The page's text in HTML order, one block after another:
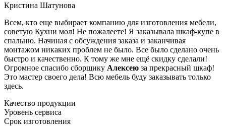
Кристина Шатунова
Всем, кто еще выбирает компанию для изготовления мебели,
советую Кухни мол! Не пожалеете! Я заказывала шкаф-купе в
спальню. Начиная с обсуждения заказа и заканчивая
монтажом никаких проблем не было. Все было сделано очень
быстро и качественно. К тому же мне ещё скидку сделали!
Огромное спасибо сборщику Алексею за прекрасный шкаф!
Это мастер своего дела! Всю мебель буду заказывать только
здесь.
Качество продукции
Уровень сервиса
Срок изготовления